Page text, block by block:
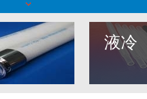
液冷